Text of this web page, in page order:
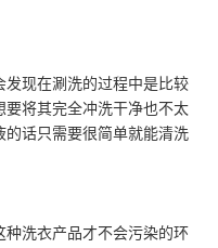
现在涮洗的过程中是比较
要将其完全冲洗干净也不太
话只需要很简单就能清洗
洗衣产品才不会污染的环